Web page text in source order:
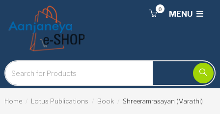
MENU
0
Home Lotus Publications Book Shreeramrasayan (Marathi)